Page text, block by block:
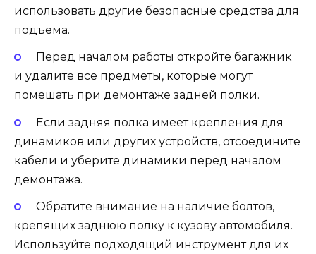
использовать другие безопасные средства для
подъема.
Перед началом работы откройте багажник
и удалите все предметы, которые могут
помешать при демонтаже задней полки.
Если задняя полка имеет крепления для
динамиков или других устройств, отсоедините
кабели и уберите динамики перед началом
демонтажа.
Обратите внимание на наличие болтов,
крепящих заднюю полку к кузову автомобиля.
Используйте подходящий инструмент для их